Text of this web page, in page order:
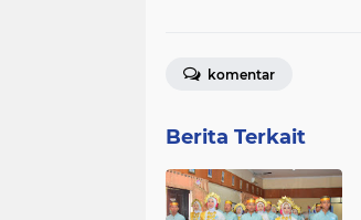
komentar
Berita Terkait